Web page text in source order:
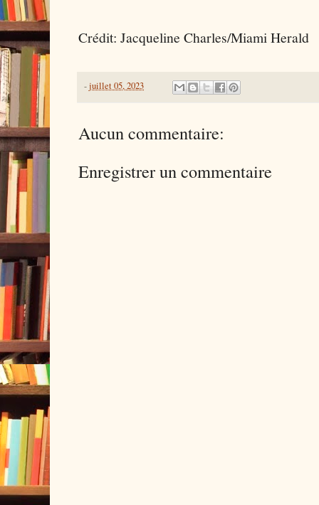
Crédit: Jacqueline Charles/Miami Herald
-juillet 05, 2023
Aucun commentaire:
Enregistrer un commentaire